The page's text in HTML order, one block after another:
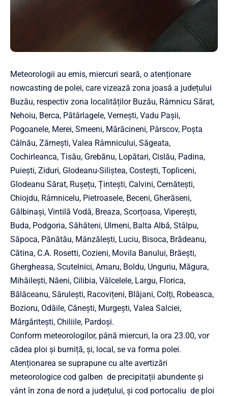
Meteorologii au emis, miercuri seară, o atenționare
nowcasting de polei, care vizează zona joasă a județului
Buzău, respectiv zona localităților Buzău, Râmnicu Sărat,
Nehoiu, Berca, Pătârlagele, Vernești, Vadu Pașii,
Pogoanele, Merei, Smeeni, Mărăcineni, Pârscov, Poșta
Câlnău, Zărnești, Valea Râmnicului, Săgeata,
Cochirleanca, Tisău, Grebănu, Lopătari, Cislău, Padina,
Puiești, Ziduri, Glodeanu-Siliștea, Costești, Topliceni,
Glodeanu Sărat, Rușețu, Țintești, Calvini, Cernătești,
Chiojdu, Râmnicelu, Pietroasele, Beceni, Gherăseni,
Gălbinași, Vintilă Vodă, Breaza, Scorțoasa, Viperești,
Buda, Podgoria, Săhăteni, Ulmeni, Balta Albă, Stâlpu,
Săpoca, Pănătău, Mânzălești, Luciu, Bisoca, Brădeanu,
Cătina, C.A. Rosetti, Cozieni, Movila Banului, Brăești,
Ghergheasa, Scutelnici, Amaru, Boldu, Unguriu, Măgura,
Mihăilești, Năeni, Cilibia, Vâlcelele, Largu, Florica,
Bălăceanu, Sărulești, Racovițeni, Blăjani, Colți, Robeasca,
Bozioru, Odăile, Cănești, Murgești, Valea Salciei,
Mărgăritești, Chiliile, Pardoși.
Conform meteorologilor, până miercuri, la ora 23.00, vor
cădea ploi și burniță, și, local, se va forma polei.
Atenționarea se suprapune cu alte avertizări
meteorologice cod galben de precipitații abundente și
vânt în zona de nord a județului, și cod portocaliu de ploi